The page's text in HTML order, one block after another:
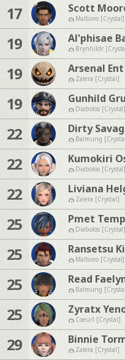
17 Scott
Malboro [Crystal]
19 Al'phisae
Brynhildr
19 Arsenal Ent
Zalera [Crystal]
19 Gunhild
Diabolos [Crystal]
22 Dirty
Balmung
22 Kumokiri
Diabolos [Crystal]
22 Liviana
Zalera [Crystal]
25 Pmet Temp
Diabolos [Crystal]
25 Ransetsu
Malboro [Crystal]
25 Read
Balmung
25 Zyratx
Coeurl [Crystal]
29 Binnie
Zalera [Crystal]